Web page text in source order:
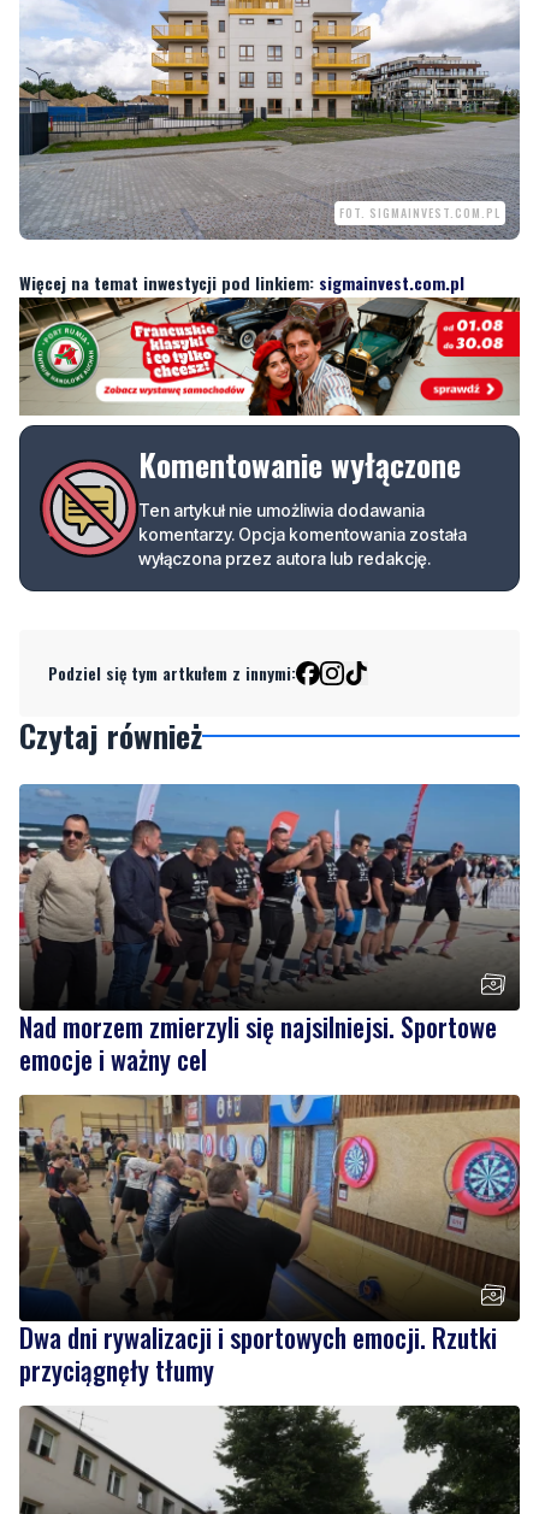
FOT. SIGMAINVEST.COM.PL
Więcej na temat inwestycji pod linkiem:sigmainvest.com.pl
Komentowanie wyłączone
Ten artykuł nie umożliwia dodawania
wyłączona przez autora lub redakcję.
Podziel się tym artkułem z innymi:
Nad morzem zmierzyli się najsilniejsi. Sportowe
emocje i ważny cel
Dwa dni rywalizacji i sportowych emocji. Rzutki
przyciągnęły tłumy